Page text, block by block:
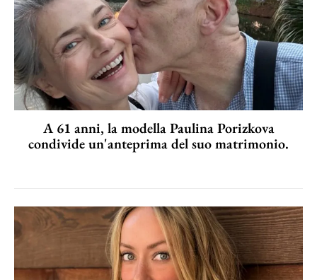
A 61 anni, la modella Paulina Porizkova
condivide un'anteprima del suo matrimonio.